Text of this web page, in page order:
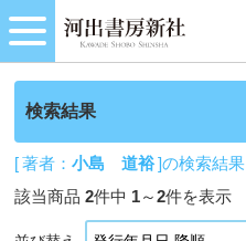
検索結果
[ 著者：小島 道裕]の検索結果
該当商品2件中 1～2件を表示